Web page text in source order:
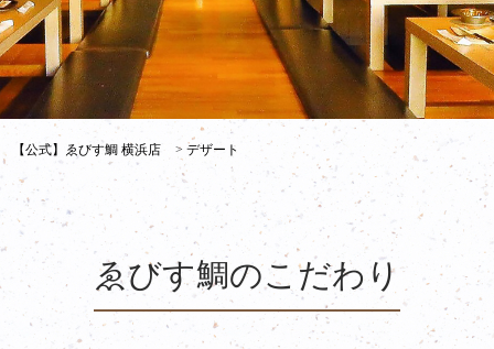
【公式】ゑびす鯛 横浜店 >デザート
ゑびす鯛のこだわり